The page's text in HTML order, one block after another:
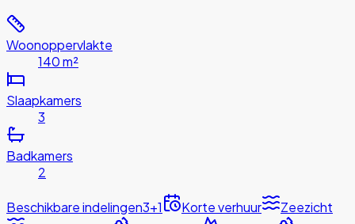
Woonoppervlakte
140 m²
Slaapkamers
3
Badkamers
2
Beschikbare indelingen3+1 Korte verhuur
Zeezicht